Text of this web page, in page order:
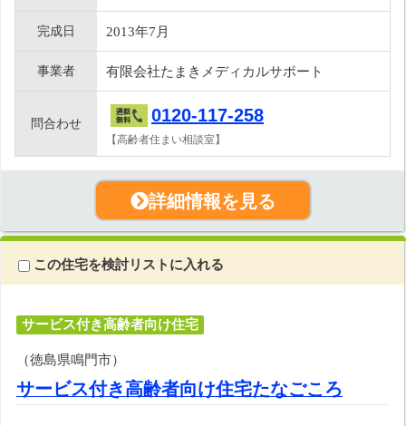
完成日 2013年7月
事業者 有限会社たまきメディカルサポート
問合わせ 0120-117-258
【高齢者住まい相談室】
詳細情報を見る
この住宅を検討リストに入れる
サービス付き高齢者向け住宅
（徳島県鳴門市）
サービス付き高齢者向け住宅たなごころ